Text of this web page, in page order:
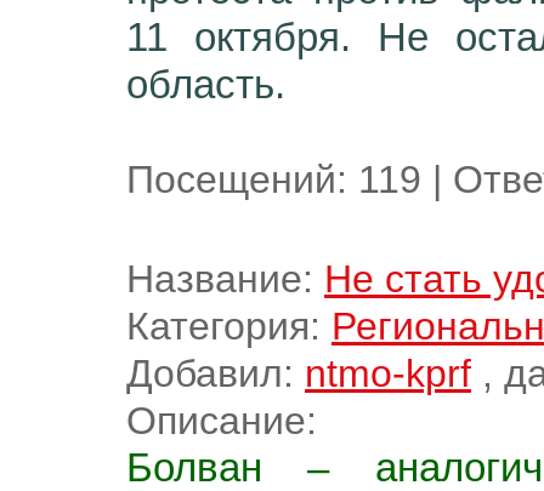
11 октября. Не
область.
Посещений: 119 |
Название: Не стать
Категория:
Добавил: ntmo-kprf ,
Описание:
Болван –